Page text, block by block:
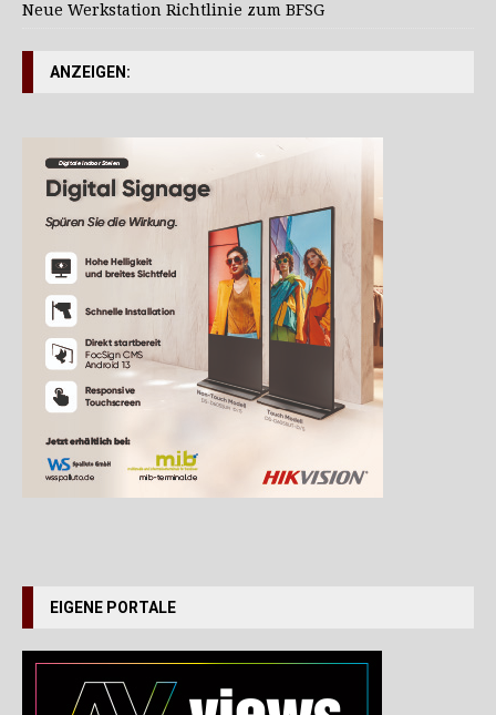
Neue Werkstation Richtlinie zum BFSG
ANZEIGEN:
EIGENE PORTALE